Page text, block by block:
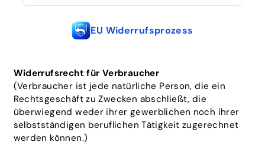
EU Widerrufsprozess
Widerrufsrecht für Verbraucher
(Verbraucher ist jede natürliche Person, die ein
Rechtsgeschäft zu Zwecken abschließt, die
überwiegend weder ihrer gewerblichen noch ihrer
selbstständigen beruflichen Tätigkeit zugerechnet
werden können.)